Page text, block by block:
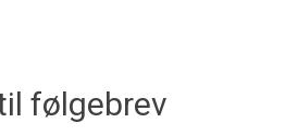
følgebrev